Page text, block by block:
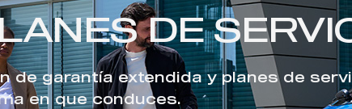
DE
de garantía extendida y planes de
en que conduces.